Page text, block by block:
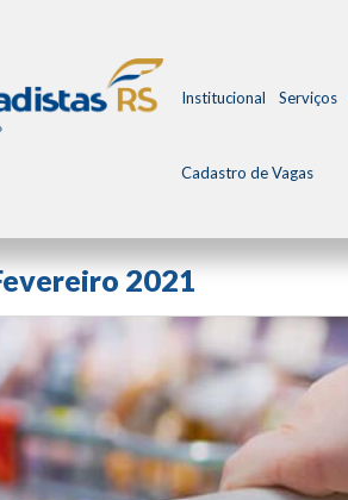
Institucional Serviços
Cadastro de Vagas
2021